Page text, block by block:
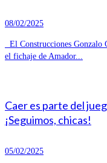
08/02/2025
El Construcciones Gonzalo
el fichaje de Amador...
Caer es parte del
¡Seguimos, chicas!
05/02/2025